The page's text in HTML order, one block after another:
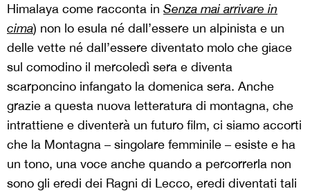
Himalaya come racconta in Senza mai arrivare in
cima) non lo esula né dall’essere un alpinista e un
delle vette né dall’essere diventato molo che giace
sul comodino il mercoledì sera e diventa
scarponcino infangato la domenica sera. Anche
grazie a questa nuova letteratura di montagna, che
intrattiene e diventerà un futuro film, ci siamo accorti
che la Montagna – singolare femminile – esiste e ha
un tono, una voce anche quando a percorrerla non
sono gli eredi dei Ragni di Lecco, eredi diventati tali